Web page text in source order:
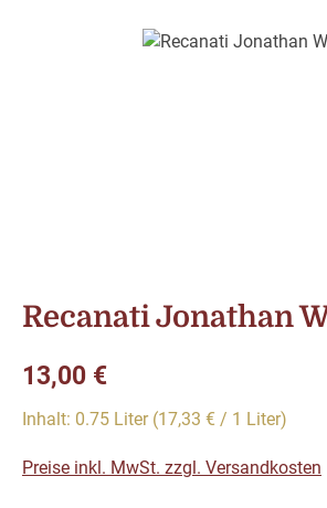
Bildergalerie überspringen
Recanati Jonathan
Regulärer Preis:
13,00 €
Inhalt: 0.75 Liter (17,33 € / 1 Liter)
Preise inkl. MwSt. zzgl. Versandkosten